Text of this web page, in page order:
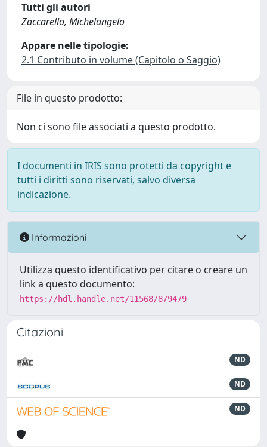
Tutti gli autori
Zaccarello, Michelangelo
Appare nelle tipologie:
2.1 Contributo in volume (Capitolo o Saggio)
File in questo prodotto:
Non ci sono file associati a questo prodotto.
I documenti in IRIS sono protetti da copyright e
tutti i diritti sono riservati, salvo diversa
indicazione.
Informazioni
Utilizza questo identificativo per citare o creare un
link a questo documento:
https://hdl.handle.net/11568/879479
Citazioni
ND
ND
ND